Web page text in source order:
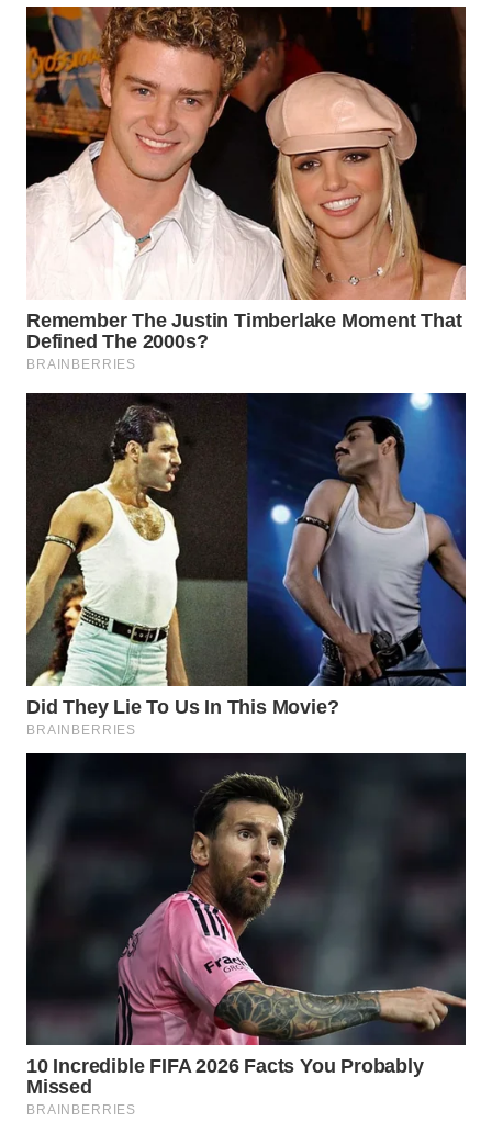
DEPOK
WN
TAPANULI
UTARA
WN
SAMOSIR
LAWAS
WN
CIANJUR
WN
KEPULAUAN
SERIBU
WN
TANGERANG
WN
BINJAI
MAJALENGKA
WN